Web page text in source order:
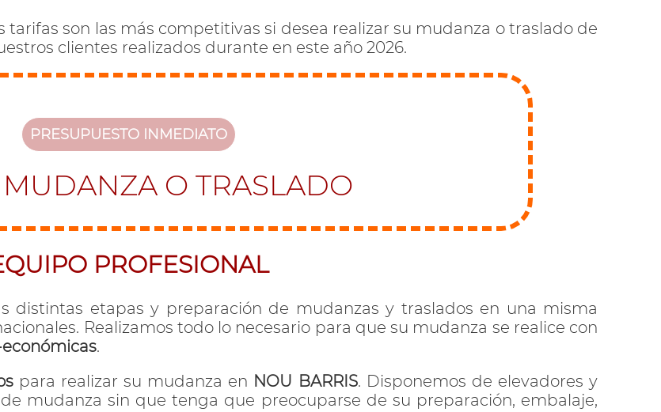
tarifas son las más competitivas si desea realizar su mudanza o traslado de
clientes realizados durante en este año 2026.
PRESUPUESTO INMEDIATO
O TRASLADO
PROFESIONAL
distintas etapas y preparación de mudanzas y traslados en una misma
Realizamos todo lo necesario para que su mudanza se realice con
.
para realizar su mudanza en NOU BARRIS. Disponemos de elevadores y
mudanza sin que tenga que preocuparse de su preparación, embalaje,